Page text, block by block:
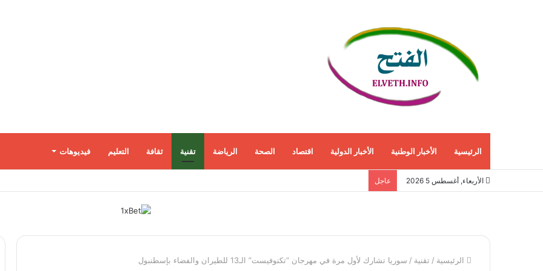
الرئيسية الأخبار الوطنية الأخبار الدولية اقتصاد الصحة الرياضة تقنية ثقافة التعليم فيديوهات
الأربعاء, أغسطس 5 2026 عاجل
الرئيسية / تقنية / سوريا تشارك لأول مرة في مهرجان “تكنوفيست” الـ13 للطيران والفضاء بإسطنبول